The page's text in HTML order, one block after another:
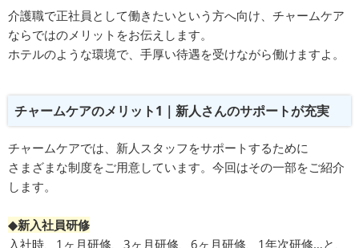
介護職で正社員として働きたいという方へ向け、チャームケア
ならではのメリットをお伝えします。
ホテルのような環境で、手厚い待遇を受けながら働けますよ。
チャームケアのメリット1｜新人さんのサポートが充実
チャームケアでは、新人スタッフをサポートするために
さまざまな制度をご用意しています。今回はその一部をご紹介
します。
◆新入社員研修
入社時、1ヶ月研修、3ヶ月研修、6ヶ月研修、1年次研修…と、